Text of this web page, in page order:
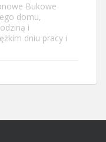
Bukowe
domu,
i
dniu pracy i